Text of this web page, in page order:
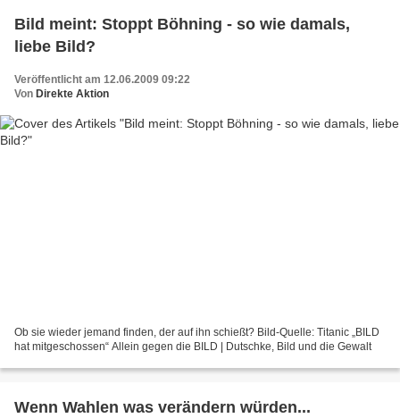
Bild meint: Stoppt Böhning - so wie damals,
liebe Bild?
Veröffentlicht am 12.06.2009 09:22
Von Direkte Aktion
Ob sie wieder jemand finden, der auf ihn schießt? Bild-Quelle: Titanic „BILD
hat mitgeschossen“ Allein gegen die BILD | Dutschke, Bild und die Gewalt
Wenn Wahlen was verändern würden...